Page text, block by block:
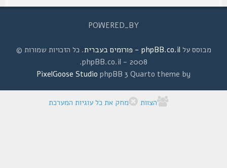
POWERED_BY
מבוסס עלphpBB.co.il - פורומים בעברית
. כל הזכויות שמורות ©
2008 - phpBB.co.il.
phpBB 3 Quarto theme by
PixelGoose Studio
הצוות מחק את כל עוגיות המערכת